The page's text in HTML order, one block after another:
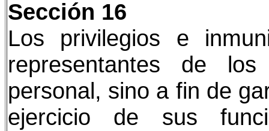
Sección 16
Los privilegios e
representantes de
personal, sino a fin de
ejercicio de sus